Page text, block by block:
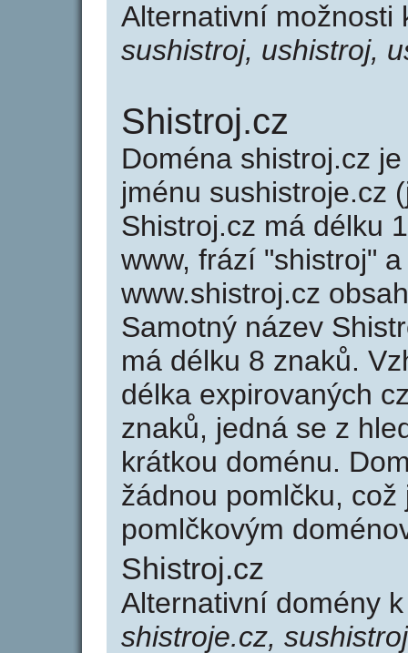
Alternativní
sushistroj, ushistroj,
Shistroj.cz
Doména shistroj.cz
jménu sushistroje.cz
Shistroj.cz má délku
www, frází "shistroj"
www.shistroj.cz
Samotný název
má délku 8 znaků.
délka expirovaných
znaků, jedná se z
krátkou doménu.
žádnou pomlčku,
pomlčkovým
Shistroj.cz
Alternativní domény
shistroje.cz,